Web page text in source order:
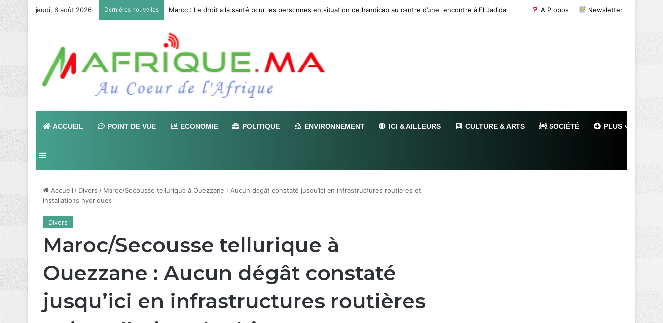
jeudi, 6 août 2026 Dernières nouvelles A Propos Newsletter
ACCUEIL POINT DE VUE ECONOMIE POLITIQUE ENVIRONNEMENT ICI & AILLEURS CULTURE & ARTS SOCIÉTÉ PLUS
Sidebar (barre latérale)
Accueil / Divers / Maroc/Secousse tellurique à Ouezzane : Aucun dégât constaté jusqu’ici en infrastructures routières et
installations hydriques
Divers
Maroc/Secousse tellurique à
Ouezzane : Aucun dégât constaté
jusqu’ici en infrastructures routières